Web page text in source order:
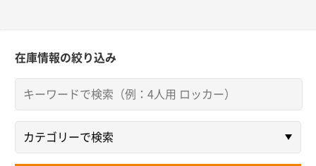
在庫情報の絞り込み